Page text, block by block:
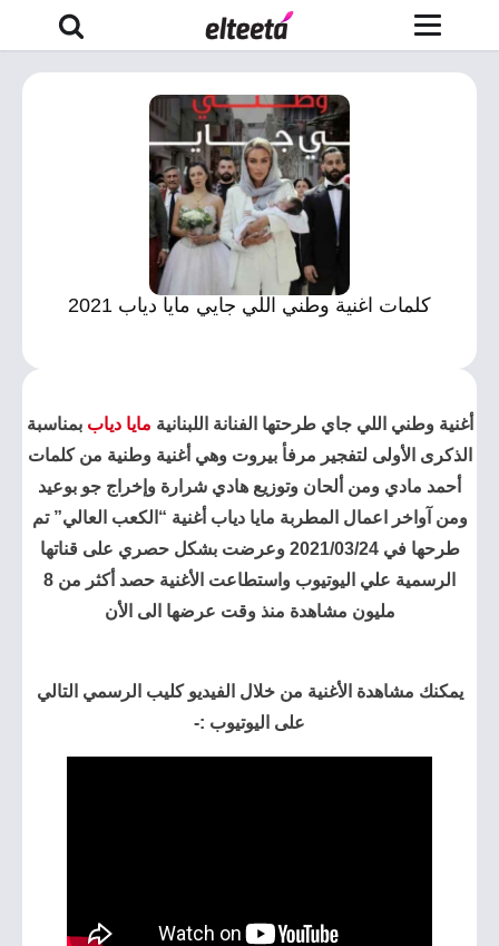
كلمات اغنية وطني اللي جايي مايا دياب 2021
أغنية وطني اللي جاي طرحتها الفنانة اللبنانية مايا دياب بمناسبة
الذكرى الأولى لتفجير مرفأ بيروت وهي أغنية وطنية من كلمات
أحمد مادي ومن ألحان وتوزيع هادي شرارة وإخراج جو بوعيد
ومن آواخر اعمال المطربة مايا دياب أغنية “الكعب العالي” تم
طرحها في 24‏/03‏/2021 وعرضت بشكل حصري على قناتها
الرسمية علي اليوتيوب واستطاعت الأغنية حصد أكثر من 8
مليون مشاهدة منذ وقت عرضها الى الأن
يمكنك مشاهدة الأغنية من خلال الفيديو كليب الرسمي التالي
على اليوتيوب :-